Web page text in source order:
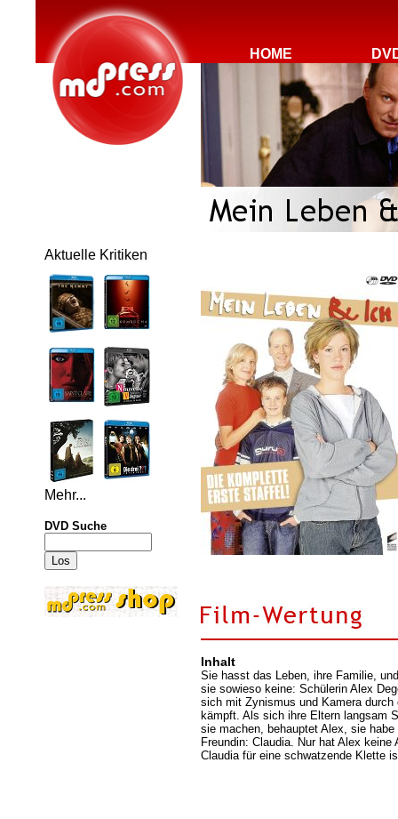
HOME
Aktuelle Kritiken
Mehr...
DVD Suche
Inhalt
Sie hasst das Leben, ihre Familie,
sie sowieso keine: Schülerin Alex
sich mit Zynismus und Kamera durch
kämpft. Als sich ihre Eltern langsam
sie machen, behauptet Alex, sie habe
Freundin: Claudia. Nur hat Alex keine
Claudia für eine schwatzende Klette